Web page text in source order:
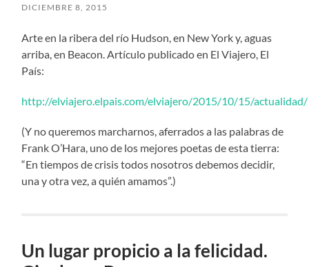
DICIEMBRE 8, 2015
Arte en la ribera del río Hudson, en New York y, aguas
arriba, en Beacon. Artículo publicado en El Viajero, El
País:
http://elviajero.elpais.com/elviajero/2015/10/15/
(Y no queremos marcharnos, aferrados a las palabras de
Frank O’Hara, uno de los mejores poetas de esta tierra:
“En tiempos de crisis todos nosotros debemos decidir,
una y otra vez, a quién amamos”.)
Un lugar propicio a la felicidad.